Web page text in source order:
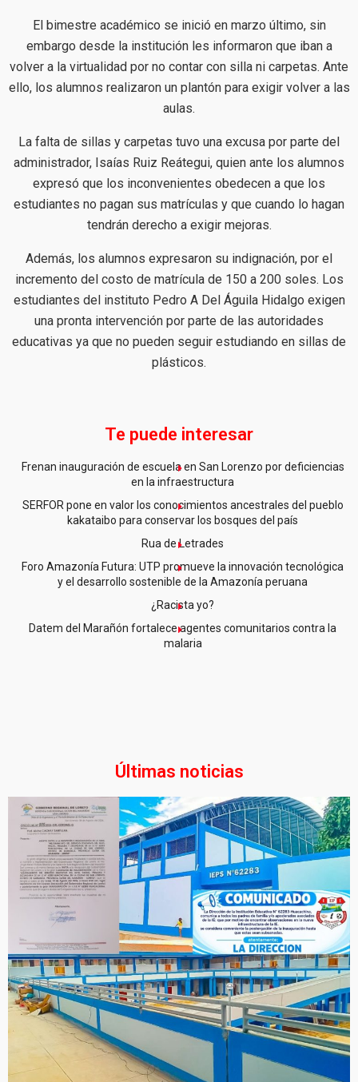
El bimestre académico se inició en marzo último, sin
embargo desde la institución les informaron que iban a
volver a la virtualidad por no contar con silla ni carpetas. Ante
ello, los alumnos realizaron un plantón para exigir volver a las
aulas.
La falta de sillas y carpetas tuvo una excusa por parte del
administrador, Isaías Ruiz Reátegui, quien ante los alumnos
expresó que los inconvenientes obedecen a que los
estudiantes no pagan sus matrículas y que cuando lo hagan
tendrán derecho a exigir mejoras.
Además, los alumnos expresaron su indignación, por el
incremento del costo de matrícula de 150 a 200 soles. Los
estudiantes del instituto Pedro A Del Águila Hidalgo exigen
una pronta intervención por parte de las autoridades
educativas ya que no pueden seguir estudiando en sillas de
plásticos.
Te puede interesar
Frenan inauguración de escuela en San Lorenzo por deficiencias
en la infraestructura
SERFOR pone en valor los conocimientos ancestrales del pueblo
kakataibo para conservar los bosques del país
Rua de Letrades
Foro Amazonía Futura: UTP promueve la innovación tecnológica
y el desarrollo sostenible de la Amazonía peruana
¿Racista yo?
Datem del Marañón fortalece agentes comunitarios contra la
malaria
Últimas noticias